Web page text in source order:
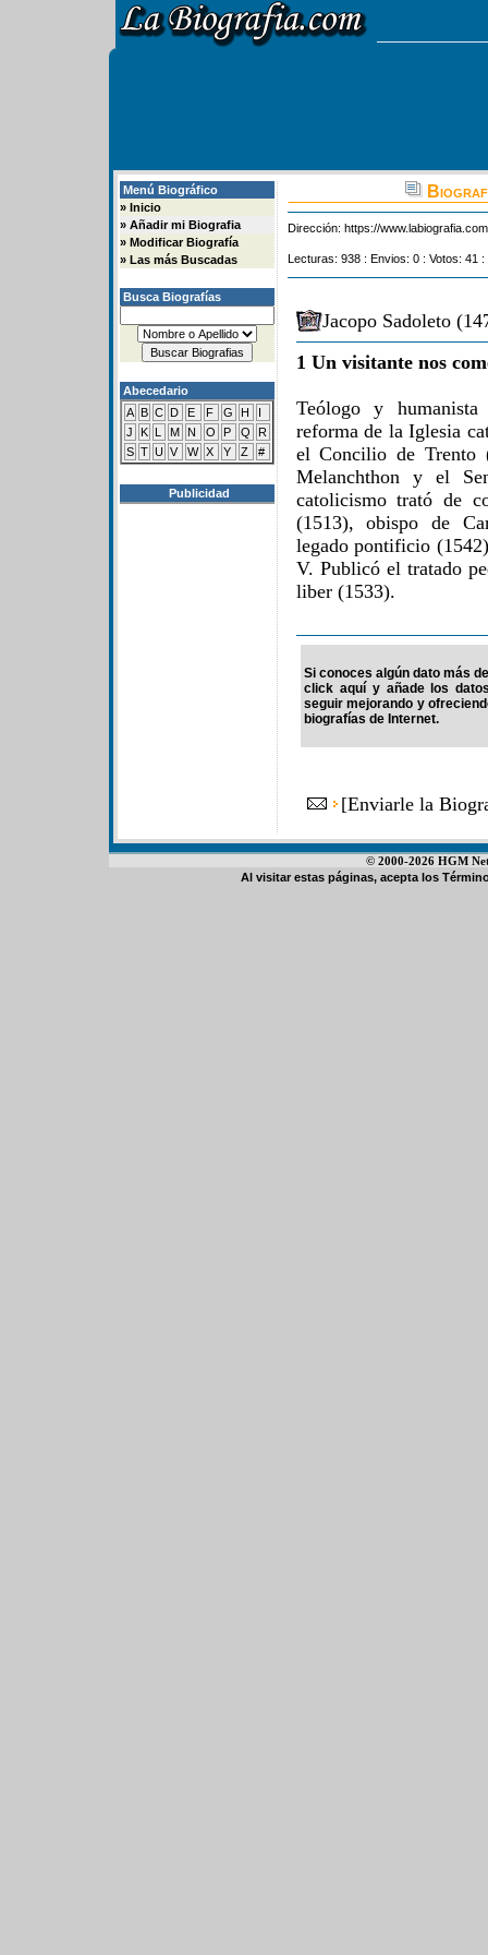
Menú Biográfico
» Inicio
» Añadir mi Biografia
» Modificar Biografía
» Las más Buscadas
Busca Biografías
Abecedario
A B C D E F G H
I
J
K L M N O P Q
R
S T U V W X Y Z #
Publicidad
Dirección: https://
Lecturas: 938 : Envios: 0 : Votos: 41
Jacopo Sadoleto
1 Un visitante nos
Teólogo y
reforma de la Iglesia
el Concilio de Trento
Melanchthon y el
catolicismo trató de
(1513), obispo de
legado pontificio
V. Publicó el tratado
liber (1533).
Si conoces algún dato más
click aquí y añade los
seguir mejorando y
biografías de Internet.
[Enviarle la
© 2000-2026 HGM
Al visitar estas páginas, acepta los